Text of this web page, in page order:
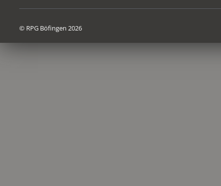
© RPG Böfingen 2026